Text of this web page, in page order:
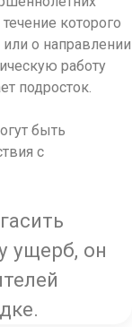
которого
о направлении
работу
подросток.
быть
с
ущерб, он